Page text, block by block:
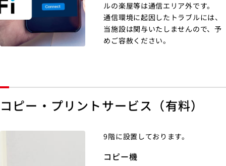
ルの楽屋等は通信エリア外です。
通信環境に起因したトラブルには、
当施設は関与いたしませんので、予
めご容赦ください。
コピー・プリントサービス（有料）
9階に設置しております。
コピー機